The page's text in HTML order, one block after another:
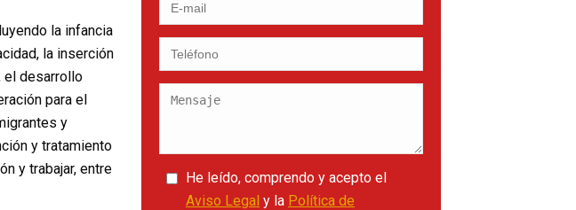
la infancia
la inserción
el desarrollo
para el
y
y tratamiento
y trabajar, entre
He leído, comprendo y acepto el
Aviso Legal y la Política de